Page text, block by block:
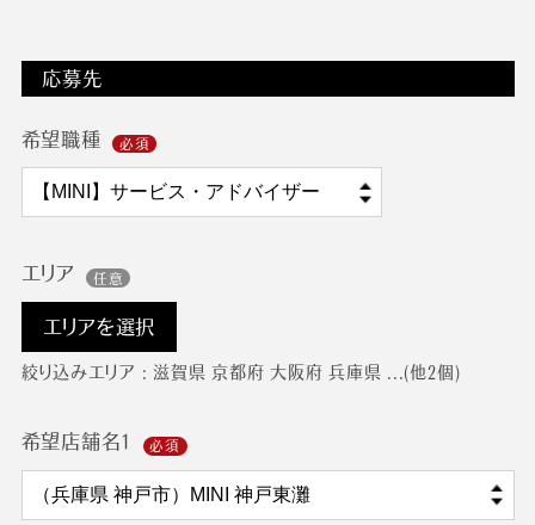
応募先
希望職種
エリア
エリアを選択
絞り込みエリア : 滋賀県 京都府 大阪府 兵庫県 ...(他2個)
希望店舗名1